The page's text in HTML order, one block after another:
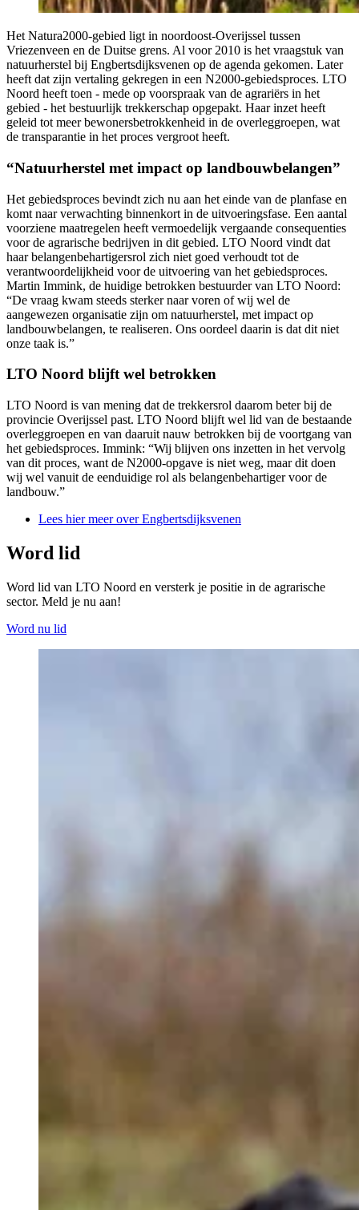
Het Natura2000-gebied ligt in noordoost-Overijssel tussen
Vriezenveen en de Duitse grens. Al voor 2010 is het vraagstuk van
natuurherstel bij Engbertsdijksvenen op de agenda gekomen. Later
heeft dat zijn vertaling gekregen in een N2000-gebiedsproces. LTO
Noord heeft toen - mede op voorspraak van de agrariërs in het
gebied - het bestuurlijk trekkerschap opgepakt. Haar inzet heeft
geleid tot meer bewonersbetrokkenheid in de overleggroepen, wat
de transparantie in het proces vergroot heeft.
“Natuurherstel met impact op landbouwbelangen”
Het gebiedsproces bevindt zich nu aan het einde van de planfase en
komt naar verwachting binnenkort in de uitvoeringsfase. Een aantal
voorziene maatregelen heeft vermoedelijk vergaande consequenties
voor de agrarische bedrijven in dit gebied. LTO Noord vindt dat
haar belangenbehartigersrol zich niet goed verhoudt tot de
verantwoordelijkheid voor de uitvoering van het gebiedsproces.
Martin Immink, de huidige betrokken bestuurder van LTO Noord:
“De vraag kwam steeds sterker naar voren of wij wel de
aangewezen organisatie zijn om natuurherstel, met impact op
landbouwbelangen, te realiseren. Ons oordeel daarin is dat dit niet
onze taak is.”
LTO Noord blijft wel betrokken
LTO Noord is van mening dat de trekkersrol daarom beter bij de
provincie Overijssel past. LTO Noord blijft wel lid van de bestaande
overleggroepen en van daaruit nauw betrokken bij de voortgang van
het gebiedsproces. Immink: “Wij blijven ons inzetten in het vervolg
van dit proces, want de N2000-opgave is niet weg, maar dit doen
wij wel vanuit de eenduidige rol als belangenbehartiger voor de
landbouw.”
Lees hier meer over Engbertsdijksvenen
Word lid
Word lid van LTO Noord en versterk je positie in de agrarische
sector. Meld je nu aan!
Word nu lid